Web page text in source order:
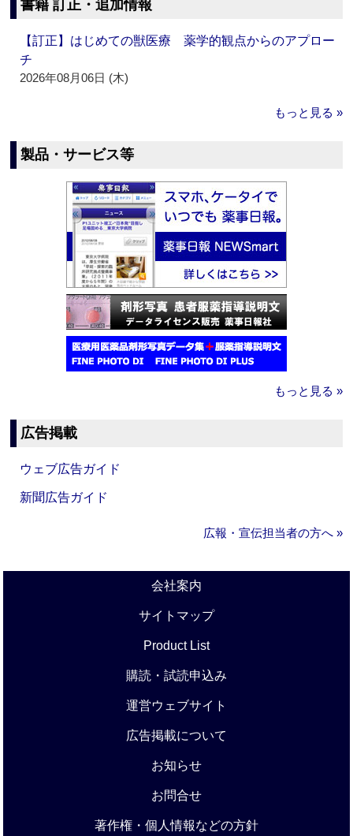
書籍 訂正・追加情報
【訂正】はじめての獣医療 薬学的観点からのアプロー
チ
2026年08月06日 (木)
もっと見る »
製品・サービス等
もっと見る »
広告掲載
ウェブ広告ガイド
新聞広告ガイド
広報・宣伝担当者の方へ »
会社案内
サイトマップ
Product List
購読・試読申込み
運営ウェブサイト
広告掲載について
お知らせ
お問合せ
著作権・個人情報などの方針